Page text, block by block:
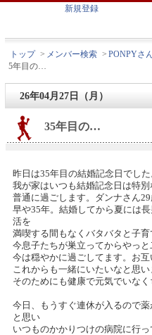
新規登録
トップ > メンバー検索 > PONPYさ
5年目の…
26年04月27日（月）
35年目の…
昨日は35年目の結婚記念日でした
我が家はいつも結婚記念日は特別
普通に過ごします。ダンナさん
早や35年。結婚してから夏には
活を
満喫する間もなくバタバタと子育
今息子たちが巣立ってからやっ
今は穏やかに過ごしてます。お
これからも一緒にいたいなと思い
そのためにも健康で元気でいなく
今日、もうすぐ連休が入るので
と思い
いつものかかりつけの病院に行っ